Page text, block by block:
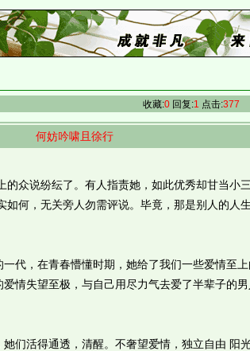
收藏:0回复:1 点击:377
何妨吟啸且徐行
众说纷纭了。有人指责她，如此优秀却甘当小
何，无关旁人勿需评说。毕竟，那是别人的人
，在青春懵懂时期，她给了我们一些爱情至上
情失望至极，与自己用尽力气去爱了半辈子的
活得通透，清醒。不奢望爱情，独立自由 阳